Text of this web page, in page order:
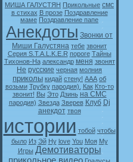
МИША ГАЛУСТЯН Прикольные смс
в стихах В прозе Поздравление
маме Поздравление папе
Анекдоты Звонки от
Миши Галустяна тебе звонит
Серия S.T.A.L.K.E.R пороге Тайны
Тихонов-На александр меня звонят
Не русские черная молния
приколы кидай стену! ААА об
возьми Трубку пародия). Как Кто-то
звонит! Вы Это Дзинь на СМС
пародия) Звезда Зверев Клуб Dj
анекдот твоя
истории тобой чтобы
было Из Эй Ну love You Моя My
Игры Демотиваторы